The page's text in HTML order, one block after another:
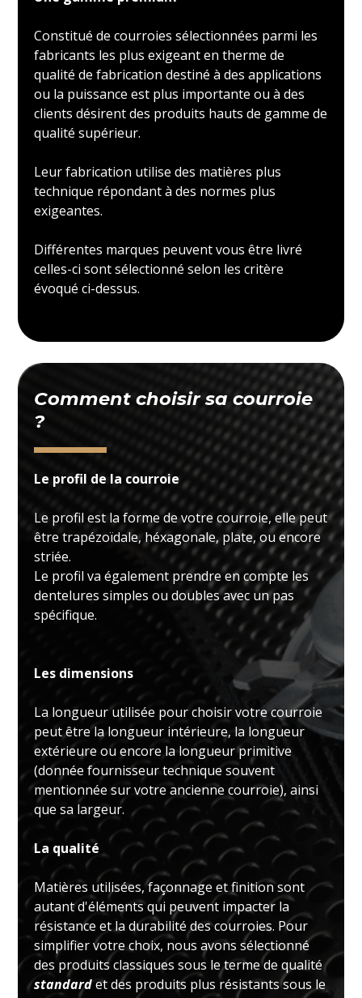
Constitué de courroies sélectionnées parmi les
fabricants les plus exigeant en therme de
qualité de fabrication destiné à des applications
ou la puissance est plus importante ou à des
clients désirent des produits hauts de gamme de
qualité supérieur.
Leur fabrication utilise des matières plus
technique répondant à des normes plus
exigeantes.
Différentes marques peuvent vous être livré
celles-ci sont sélectionné selon les critère
évoqué ci-dessus.
Comment choisir sa courroie
?
Le profil de la courroie
Le profil est la forme de votre courroie, elle peut
être trapézoïdale, héxagonale, plate, ou encore
striée.
Le profil va également prendre en compte les
dentelures simples ou doubles avec un pas
spécifique.
Les dimensions
La longueur utilisée pour choisir votre courroie
peut être la longueur intérieure, la longueur
extérieure ou encore la longueur primitive
(donnée fournisseur technique souvent
mentionnée sur votre ancienne courroie), ainsi
que sa largeur.
La qualité
Matières utilisées, façonnage et finition sont
autant d'éléments qui peuvent impacter la
résistance et la durabilité des courroies. Pour
simplifier votre choix, nous avons sélectionné
des produits classiques sous le terme de qualité
standardet des produits plus résistants sous le